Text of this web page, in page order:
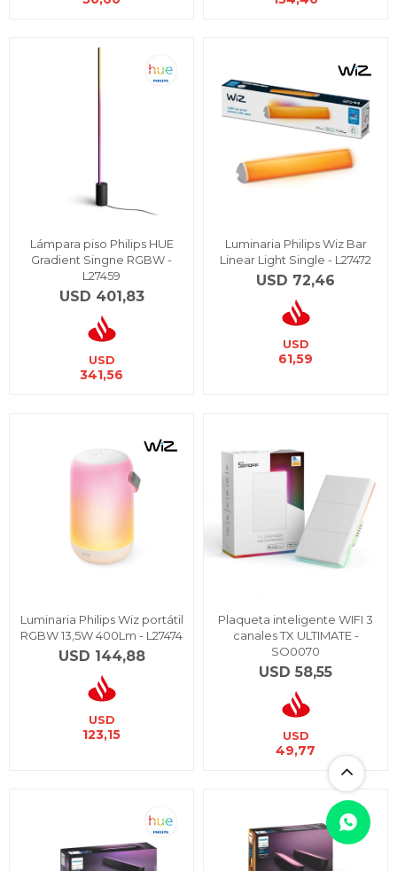
Lámpara piso Philips HUE
Gradient Singne RGBW -
L27459
USD 401,83
USD
341,56
Luminaria Philips Wiz Bar
Linear Light Single - L27472
USD 72,46
USD
61,59
Luminaria Philips Wiz portátil
RGBW 13,5W 400Lm - L27474
USD 144,88
USD
123,15
Plaqueta inteligente WIFI 3
canales TX ULTIMATE -
SO0070
USD 58,55
USD
49,77